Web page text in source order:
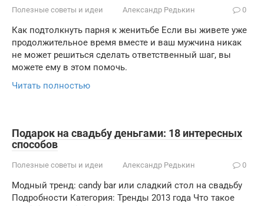
Полезные советы и идеи Александр Редькин 0
Как подтолкнуть парня к женитьбе Если вы живете уже
продолжительное время вместе и ваш мужчина никак
не может решиться сделать ответственный шаг, вы
можете ему в этом помочь.
Читать полностью
Подарок на свадьбу деньгами: 18 интересных
способов
Полезные советы и идеи Александр Редькин 0
Модный тренд: candy bar или сладкий стол на свадьбу
Подробности Категория: Тренды 2013 года Что такое